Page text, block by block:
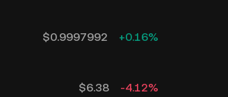
$0.9997992 +0.16%
$6.38 -4.12%